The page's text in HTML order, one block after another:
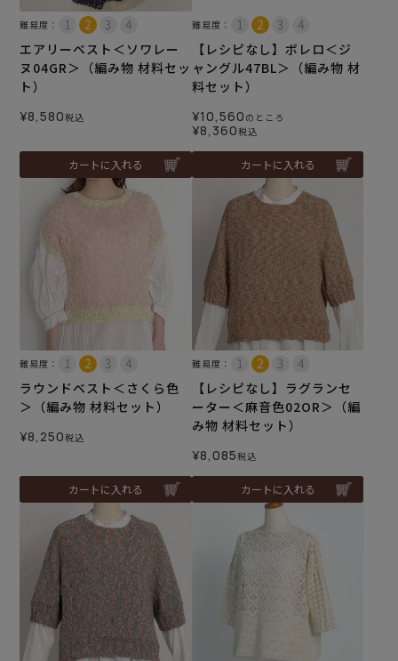
難易度：
エアリーベスト＜ソワレー
ヌ04GR＞（編み物 材料セッ
ト）
¥8,580税込
カートに入れる
難易度：
【レシピなし】ボレロ＜ジ
ャングル47BL＞（編み物 材
料セット）
¥10,560 のところ
¥8,360税込
カートに入れる
難易度：
ラウンドベスト＜さくら色
＞（編み物 材料セット）
¥8,250税込
カートに入れる
難易度：
【レシピなし】ラグランセ
ーター＜麻音色02OR＞（編
み物 材料セット）
¥8,085税込
カートに入れる